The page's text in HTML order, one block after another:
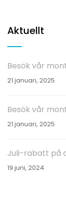
Aktuellt
Besök vår
21 januari, 2025
Besök vår
21 januari, 2025
Juli-rabatt på
19 juni, 2024